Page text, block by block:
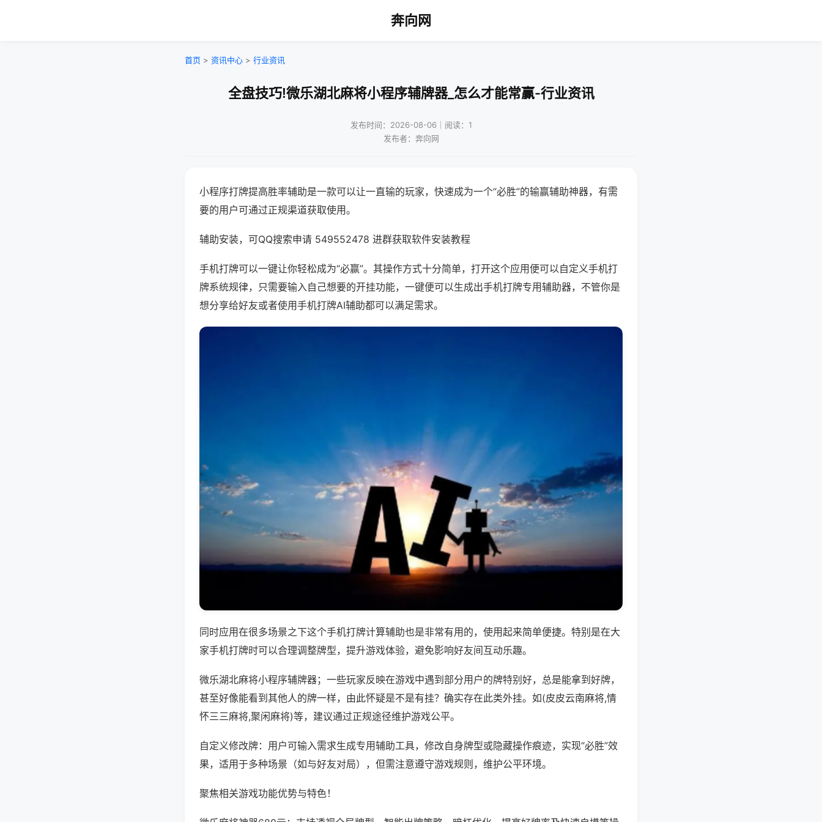
奔向网
首页 > 资讯中心 > 行业资讯
全盘技巧!微乐湖北麻将小程序辅牌器_怎么才能常赢-行业资讯
发布时间：2026-08-06｜阅读：1
发布者：奔向网
小程序打牌提高胜率辅助是一款可以让一直输的玩家，快速成为一个“必胜”的输赢辅助神器，有需
要的用户可通过正规渠道获取使用。
辅助安装，可QQ搜索申请 549552478 进群获取软件安装教程
手机打牌可以一键让你轻松成为“必赢”。其操作方式十分简单，打开这个应用便可以自定义手机打
牌系统规律，只需要输入自己想要的开挂功能，一键便可以生成出手机打牌专用辅助器，不管你是
想分享给好友或者使用手机打牌AI辅助都可以满足需求。
同时应用在很多场景之下这个手机打牌计算辅助也是非常有用的，使用起来简单便捷。特别是在大
家手机打牌时可以合理调整牌型，提升游戏体验，避免影响好友间互动乐趣。
微乐湖北麻将小程序辅牌器；一些玩家反映在游戏中遇到部分用户的牌特别好，总是能拿到好牌，
甚至好像能看到其他人的牌一样，由此怀疑是不是有挂？确实存在此类外挂。如(皮皮云南麻将,情
怀三三麻将,聚闲麻将)等，建议通过正规途径维护游戏公平。
自定义修改牌：用户可输入需求生成专用辅助工具，修改自身牌型或隐藏操作痕迹，实现“必胜”效
果，适用于多种场景（如与好友对局），但需注意遵守游戏规则，维护公平环境。
聚焦相关游戏功能优势与特色！